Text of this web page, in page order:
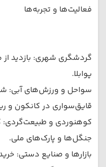
فعالیت‌ها و تجربه‌ها
گردشگری شهری: بازدید از
پوا‌بلا.
سواحل و ورزش‌های آبی:
قایق‌سواری در کانکون و
کوهنوردی و طبیعت‌گردی:
جنگل‌ها و پارک‌های ملی.
بازارها و صنایع دستی: